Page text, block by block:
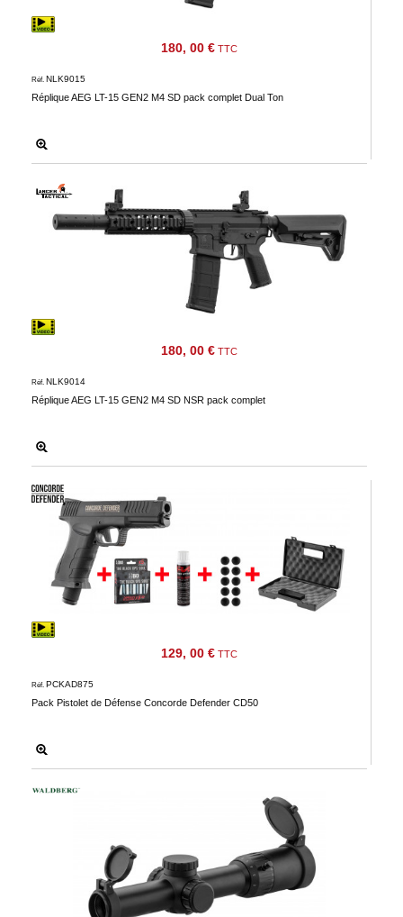
Téléchargement
après
vente
Paramètres
de vos
180, 00 € TTC
Réplique AEG LT-15 GEN2 M4 SD pack complet Dual Ton
Réf. NLK9015
180, 00 € TTC
Réplique AEG LT-15 GEN2 M4 SD NSR pack complet
Réf. NLK9014
129, 00 € TTC
Pack Pistolet de Défense Concorde Defender CD50
Réf. PCKAD875